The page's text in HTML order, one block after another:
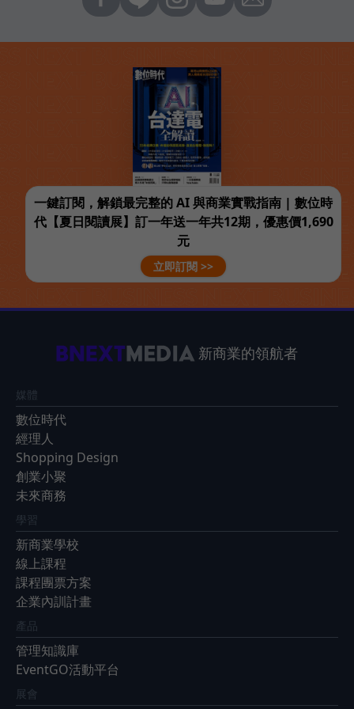
一鍵訂閱，解鎖最完整的 AI 與商業實戰指南 | 數位時
代【夏日閱讀展】訂一年送一年共12期，優惠價1,690
元
立即訂閱 >>
新商業的領航者
媒體
數位時代
經理人
Shopping Design
創業小聚
未來商務
學習
新商業學校
線上課程
課程團票方案
企業內訓計畫
產品
管理知識庫
EventGO活動平台
展會